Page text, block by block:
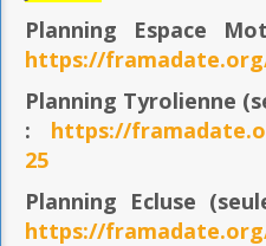
Planning Espace
https://
Planning Tyrolienne
: https://
25
Planning Ecluse
https://